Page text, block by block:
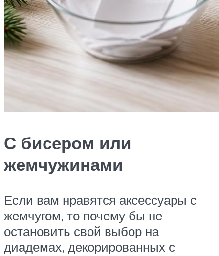
С бисером или
жемчужинами
Если вам нравятся аксессуары с
жемчугом, то почему бы не
остановить свой выбор на
диадемах, декорированных с